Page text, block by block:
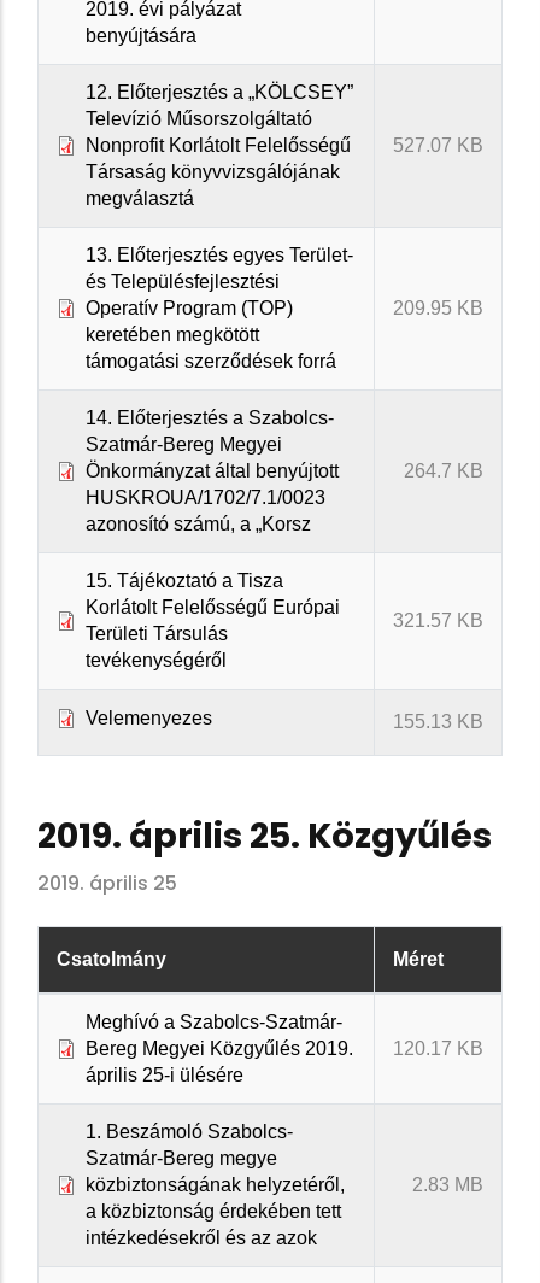
2019. évi pályázat
benyújtására
12. Előterjesztés a „KÖLCSEY”
Televízió Műsorszolgáltató
Nonprofit Korlátolt Felelősségű
Társaság könyvvizsgálójának
megválasztá
527.07 KB
13. Előterjesztés egyes Terület-
és Településfejlesztési
Operatív Program (TOP)
keretében megkötött
támogatási szerződések forrá
209.95 KB
14. Előterjesztés a Szabolcs-
Szatmár-Bereg Megyei
Önkormányzat által benyújtott
HUSKROUA/1702/7.1/0023
azonosító számú, a „Korsz
264.7 KB
15. Tájékoztató a Tisza
Korlátolt Felelősségű Európai
Területi Társulás
tevékenységéről
321.57 KB
Velemenyezes 155.13 KB
2019. április 25. Közgyűlés
2019. április 25
Csatolmány Méret
Meghívó a Szabolcs-Szatmár-
Bereg Megyei Közgyűlés 2019.
április 25-i ülésére
120.17 KB
1. Beszámoló Szabolcs-
Szatmár-Bereg megye
közbiztonságának helyzetéről,
a közbiztonság érdekében tett
intézkedésekről és az azok
2.83 MB